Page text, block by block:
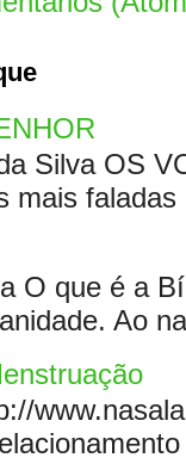
Silva OS
mais
O que é a
Ao